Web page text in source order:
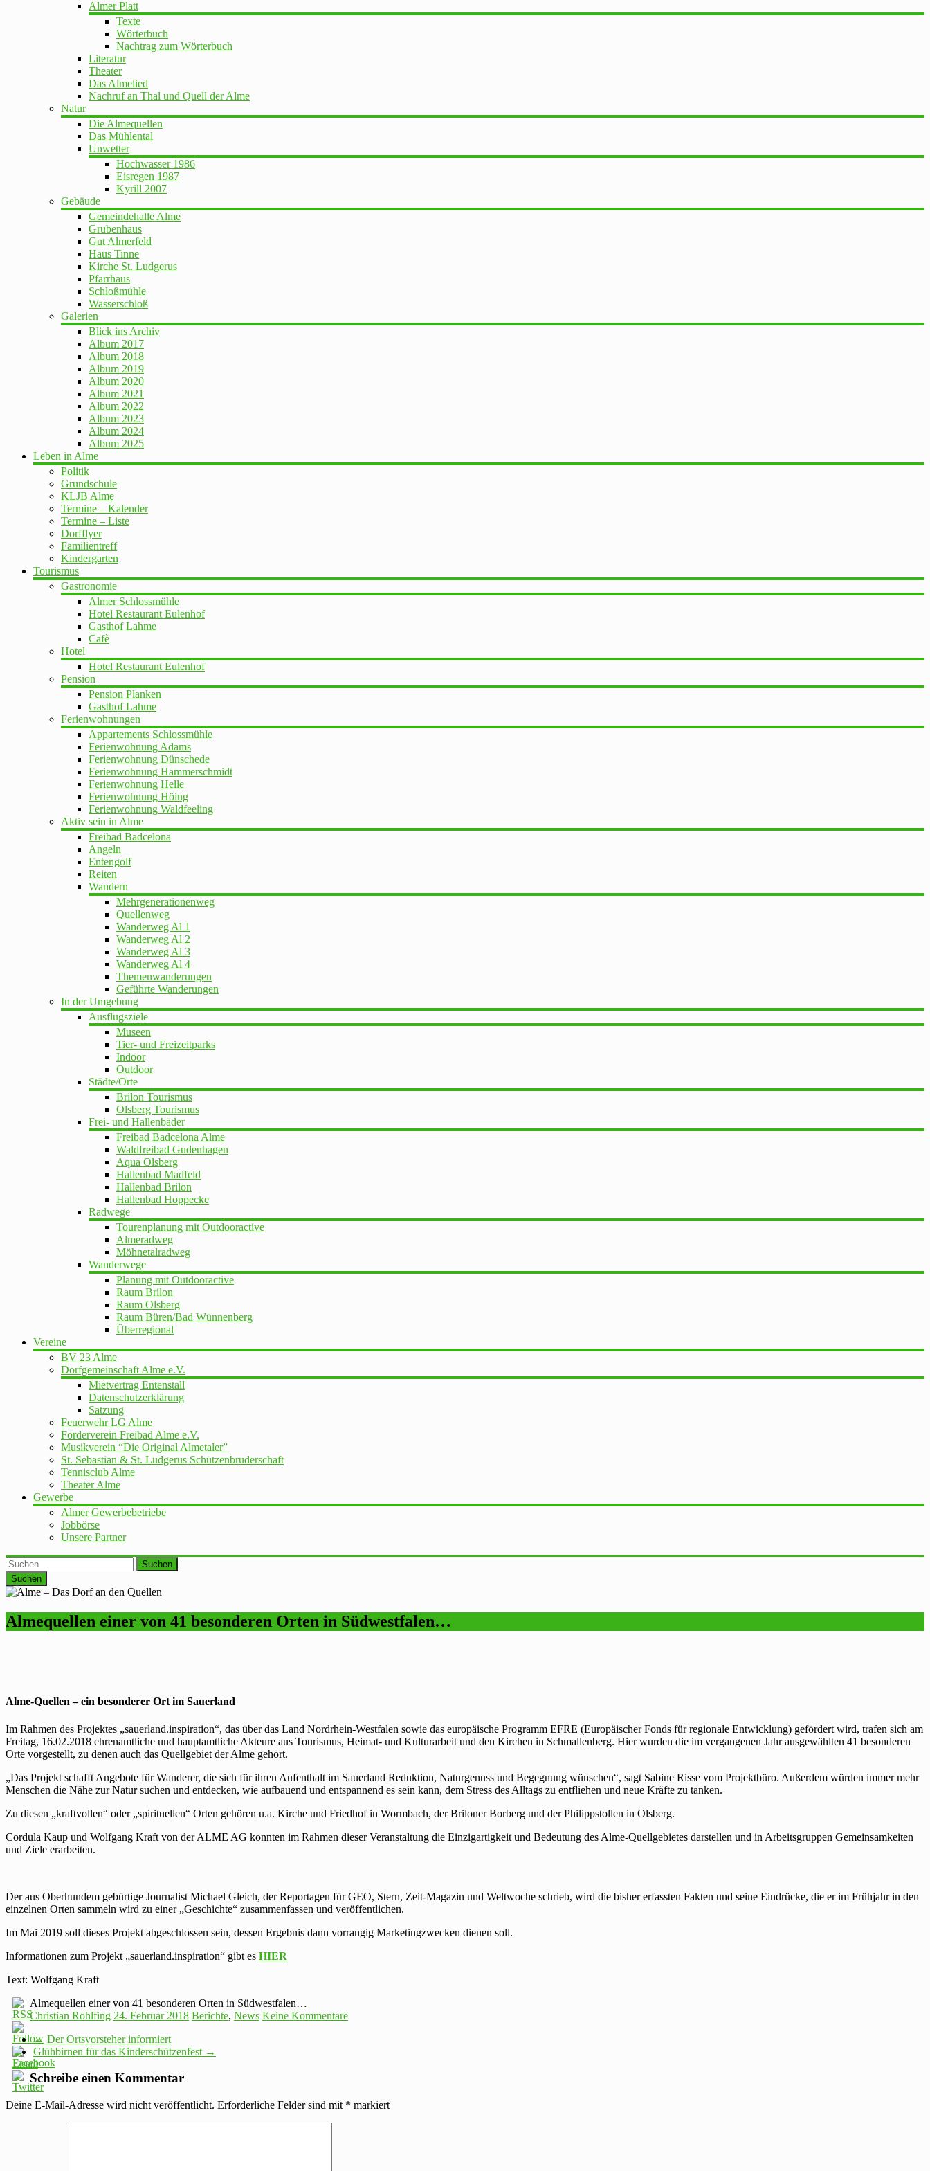
Almer Platt
Texte
Wörterbuch
Nachtrag zum Wörterbuch
Literatur
Theater
Das Almelied
Nachruf an Thal und Quell der Alme
Natur
Die Almequellen
Das Mühlental
Unwetter
Hochwasser 1986
Eisregen 1987
Kyrill 2007
Gebäude
Gemeindehalle Alme
Grubenhaus
Gut Almerfeld
Haus Tinne
Kirche St. Ludgerus
Pfarrhaus
Schloßmühle
Wasserschloß
Galerien
Blick ins Archiv
Album 2017
Album 2018
Album 2019
Album 2020
Album 2021
Album 2022
Album 2023
Album 2024
Album 2025
Leben in Alme
Politik
Grundschule
KLJB Alme
Termine – Kalender
Termine – Liste
Dorfflyer
Familientreff
Kindergarten
Tourismus
Gastronomie
Almer Schlossmühle
Hotel Restaurant Eulenhof
Gasthof Lahme
Cafè
Hotel
Hotel Restaurant Eulenhof
Pension
Pension Planken
Gasthof Lahme
Ferienwohnungen
Appartements Schlossmühle
Ferienwohnung Adams
Ferienwohnung Dünschede
Ferienwohnung Hammerschmidt
Ferienwohnung Helle
Ferienwohnung Höing
Ferienwohnung Waldfeeling
Aktiv sein in Alme
Freibad Badcelona
Angeln
Entengolf
Reiten
Wandern
Mehrgenerationenweg
Quellenweg
Wanderweg Al 1
Wanderweg Al 2
Wanderweg Al 3
Wanderweg Al 4
Themenwanderungen
Geführte Wanderungen
In der Umgebung
Ausflugsziele
Museen
Tier- und Freizeitparks
Indoor
Outdoor
Städte/Orte
Brilon Tourismus
Olsberg Tourismus
Frei- und Hallenbäder
Freibad Badcelona Alme
Waldfreibad Gudenhagen
Aqua Olsberg
Hallenbad Madfeld
Hallenbad Brilon
Hallenbad Hoppecke
Radwege
Tourenplanung mit Outdooractive
Almeradweg
Möhnetalradweg
Wanderwege
Planung mit Outdooractive
Raum Brilon
Raum Olsberg
Raum Büren/Bad Wünnenberg
Überregional
Vereine
BV 23 Alme
Dorfgemeinschaft Alme e.V.
Mietvertrag Entenstall
Datenschutzerklärung
Satzung
Feuerwehr LG Alme
Förderverein Freibad Alme e.V.
Musikverein “Die Original Almetaler”
St. Sebastian & St. Ludgerus Schützenbruderschaft
Tennisclub Alme
Theater Alme
Gewerbe
Almer Gewerbebetriebe
Jobbörse
Unsere Partner
Suchen
Almequellen einer von 41 besonderen Orten in Südwestfalen…
Alme-Quellen – ein besonderer Ort im Sauerland
Im Rahmen des Projektes „sauerland.inspiration“, das über das Land Nordrhein-Westfalen sowie das europäische Programm EFRE (Europäischer Fonds für regionale Entwicklung) gefördert wird, trafen sich am
Freitag, 16.02.2018 ehrenamtliche und hauptamtliche Akteure aus Tourismus, Heimat- und Kulturarbeit und den Kirchen in Schmallenberg. Hier wurden die im vergangenen Jahr ausgewählten 41 besonderen
Orte vorgestellt, zu denen auch das Quellgebiet der Alme gehört.
„Das Projekt schafft Angebote für Wanderer, die sich für ihren Aufenthalt im Sauerland Reduktion, Naturgenuss und Begegnung wünschen“, sagt Sabine Risse vom Projektbüro. Außerdem würden immer mehr
Menschen die Nähe zur Natur suchen und entdecken, wie aufbauend und entspannend es sein kann, dem Stress des Alltags zu entfliehen und neue Kräfte zu tanken.
Zu diesen „kraftvollen“ oder „spirituellen“ Orten gehören u.a. Kirche und Friedhof in Wormbach, der Briloner Borberg und der Philippstollen in Olsberg.
Cordula Kaup und Wolfgang Kraft von der ALME AG konnten im Rahmen dieser Veranstaltung die Einzigartigkeit und Bedeutung des Alme-Quellgebietes darstellen und in Arbeitsgruppen Gemeinsamkeiten
und Ziele erarbeiten.
Der aus Oberhundem gebürtige Journalist Michael Gleich, der Reportagen für GEO, Stern, Zeit-Magazin und Weltwoche schrieb, wird die bisher erfassten Fakten und seine Eindrücke, die er im Frühjahr in den
einzelnen Orten sammeln wird zu einer „Geschichte“ zusammenfassen und veröffentlichen.
Im Mai 2019 soll dieses Projekt abgeschlossen sein, dessen Ergebnis dann vorrangig Marketingzwecken dienen soll.
Informationen zum Projekt „sauerland.inspiration“ gibt es HIER
Text: Wolfgang Kraft
Almequellen einer von 41 besonderen Orten in Südwestfalen…
Christian Rohlfing 24. Februar 2018 Berichte, News Keine Kommentare
← Der Ortsvorsteher informiert
Glühbirnen für das Kinderschützenfest →
Schreibe einen Kommentar
Deine E-Mail-Adresse wird nicht veröffentlicht. Erforderliche Felder sind mit * markiert